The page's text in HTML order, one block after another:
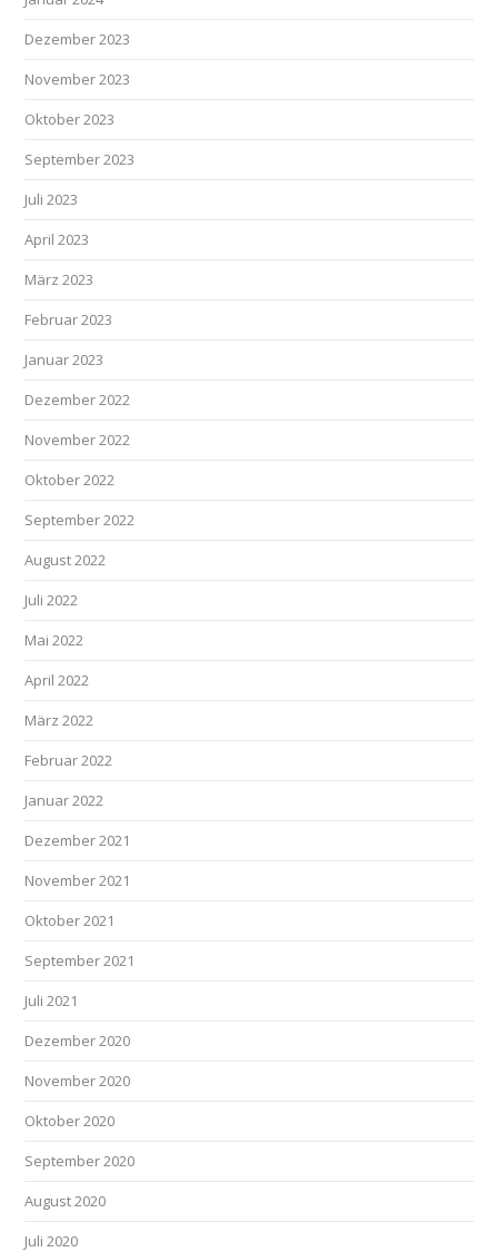
Dezember 2023
November 2023
Oktober 2023
September 2023
Juli 2023
April 2023
März 2023
Februar 2023
Januar 2023
Dezember 2022
November 2022
Oktober 2022
September 2022
August 2022
Juli 2022
Mai 2022
April 2022
März 2022
Februar 2022
Januar 2022
Dezember 2021
November 2021
Oktober 2021
September 2021
Juli 2021
Dezember 2020
November 2020
Oktober 2020
September 2020
August 2020
Juli 2020